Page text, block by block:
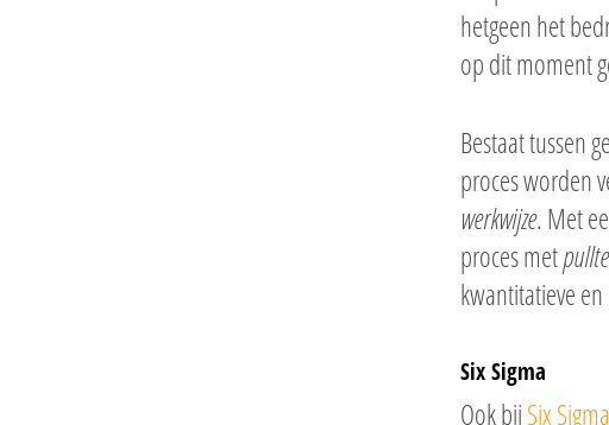
hetgeen het
op dit moment
Bestaat tussen
proces worden
werkwijze. Met
proces met
kwantitatieve
Six Sigma
Ook bijSix Sigma